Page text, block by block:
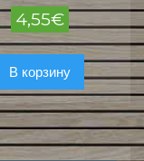
4,55€
В корзину